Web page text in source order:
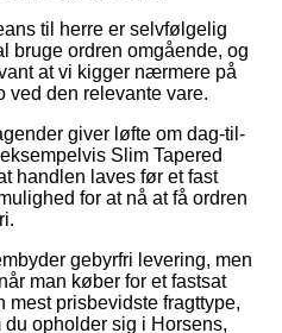
til herre er selvfølgelig
bruge ordren omgående, og
at vi kigger nærmere på
ved den relevante vare.
giver løfte om dag-til-
Slim Tapered
handlen laves før et fast
for at nå at få ordren
gebyrfri levering, men
man køber for et fastsat
mest prisbevidste fragttype,
opholder sig i Horsens,